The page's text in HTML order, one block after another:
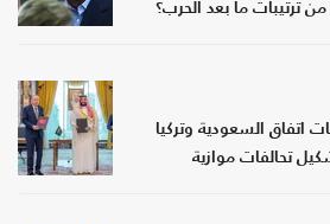
ترتيبات ما بعد الحرب؟
اتفاق السعودية وتركيا
تحالفات موازية